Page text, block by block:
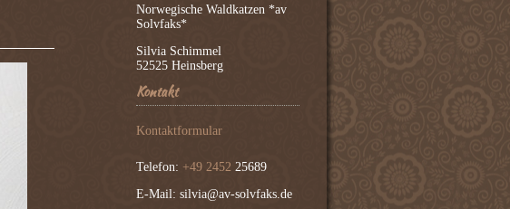
Norwegische Waldkatzen *av
Solvfaks*
Silvia Schimmel
52525 Heinsberg
Kontakt
Kontaktformular
Telefon: +49 2452 25689
E-Mail: silvia@av-solvfaks.de